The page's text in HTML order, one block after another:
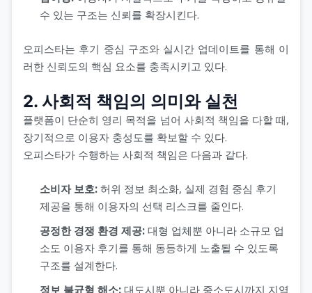
수 있는 구조는 신뢰를 확장시킨다.
오피스타는 후기 중심 구조와 실시간 업데이트를 통해 이
러한 신뢰도의 핵심 요소를 충족시키고 있다.
2. 사회적 책임의 의미와 실천
플랫폼이 단순히 영리 목적을 넘어 사회적 책임을 다할 때,
장기적으로 이용자 충성도를 확보할 수 있다.
오피스타가 수행하는 사회적 책임은 다음과 같다.
소비자 보호: 허위 정보 최소화, 실제 경험 중심 후기
제공을 통해 이용자의 선택 리스크를 줄인다.
공정한 경쟁 환경 제공: 대형 업체뿐 아니라 소규모 업
소도 이용자 후기를 통해 동등하게 노출될 수 있도록
구조를 설계한다.
정보 불균형 해소: 대도시뿐 아니라 중소도시까지 지역